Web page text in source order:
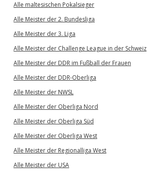
Alle maltesischen Pokalsieger
Alle Meister der 2. Bundesliga
Alle Meister der 3. Liga
Alle Meister der Challenge League in der Schweiz
Alle Meister der DDR im Fußball der Frauen
Alle Meister der DDR-Oberliga
Alle Meister der NWSL
Alle Meister der Oberliga Nord
Alle Meister der Oberliga Süd
Alle Meister der Oberliga West
Alle Meister der Regionalliga West
Alle Meister der USA